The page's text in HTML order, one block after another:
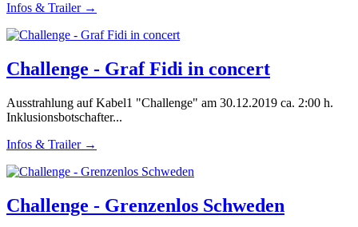
Infos & Trailer →
Challenge - Graf Fidi in concert
Ausstrahlung auf Kabel1 "Challenge" am 30.12.2019 ca. 2:00 h.
Inklusionsbotschafter...
Infos & Trailer →
Challenge - Grenzenlos Schweden